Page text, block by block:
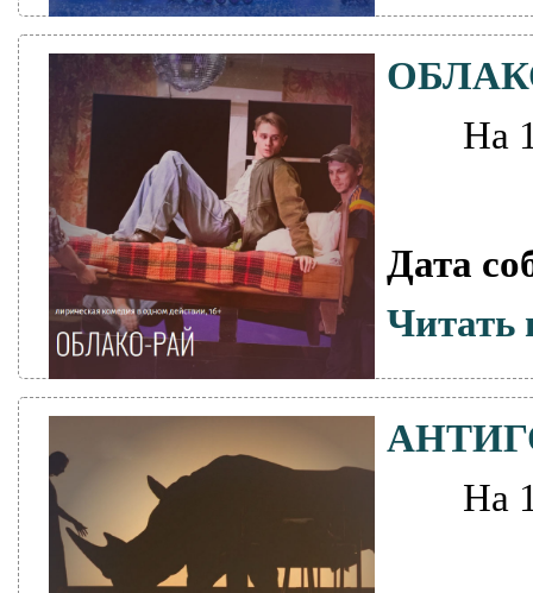
На
Дата
Читать
На